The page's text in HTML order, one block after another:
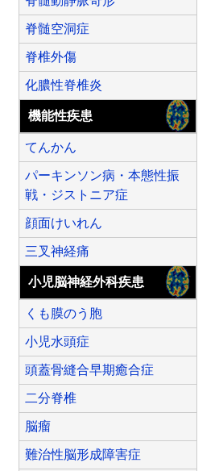
脊髄空洞症
脊椎外傷
化膿性脊椎炎
機能性疾患
てんかん
パーキンソン病・本態性振
戦・ジストニア症
顔面けいれん
三叉神経痛
小児脳神経外科疾患
くも膜のう胞
小児水頭症
頭蓋骨縫合早期癒合症
二分脊椎
脳瘤
難治性脳形成障害症